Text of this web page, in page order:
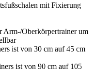
mit Fixierung
Arm-/Oberkörpertrainer um
ist von 30 cm auf 45 cm
ist von 90 cm auf 105